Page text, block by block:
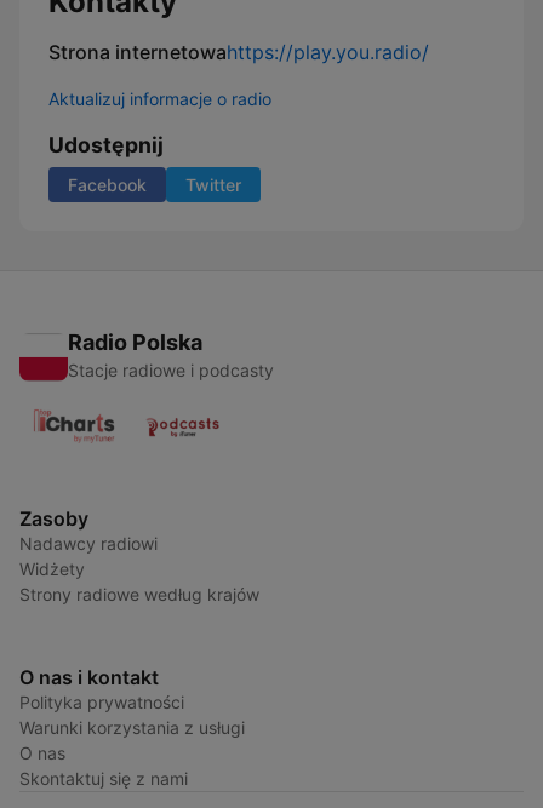
Strona internetowahttps://play.you.radio/
Aktualizuj informacje o radio
Udostępnij
Facebook Twitter
Radio Polska
Stacje radiowe i podcasty
Zasoby
Nadawcy radiowi
Widżety
Strony radiowe według krajów
O nas i kontakt
Polityka prywatności
Warunki korzystania z usługi
O nas
Skontaktuj się z nami